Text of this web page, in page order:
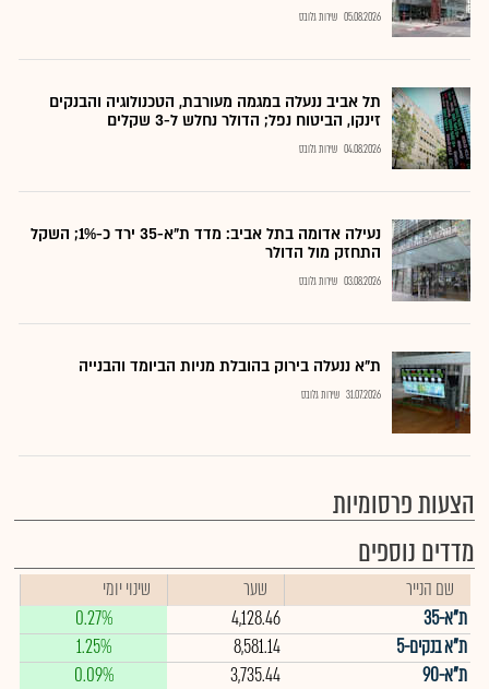
05.08.2026 שירות גלובס
תל אביב ננעלה במגמה מעורבת, הטכנולוגיה והבנקים
זינקו, הביטוח נפל; הדולר נחלש ל-3 שקלים
04.08.2026 שירות גלובס
נעילה אדומה בתל אביב: מדד ת"א-35 ירד כ-1%; השקל
התחזק מול הדולר
03.08.2026 שירות גלובס
ת"א ננעלה בירוק בהובלת מניות הביומד והבנייה
31.07.2026 שירות גלובס
הצעות פרסומיות
מדדים נוספים
שם הנייר שער
שינוי יומי
ת"א-35
4,128.46
0.27%
ת"א בנקים-5
8,581.14
1.25%
ת"א-90
3,735.44
0.09%